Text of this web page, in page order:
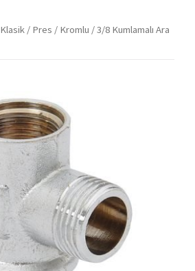
Klasik / Pres / Kromlu / 3/8 Kumlamalı Ara